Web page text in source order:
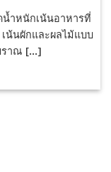
น้ำหนักเน้นอาหารที่
น้นผักและผลไม้แบบ
าณ [...]